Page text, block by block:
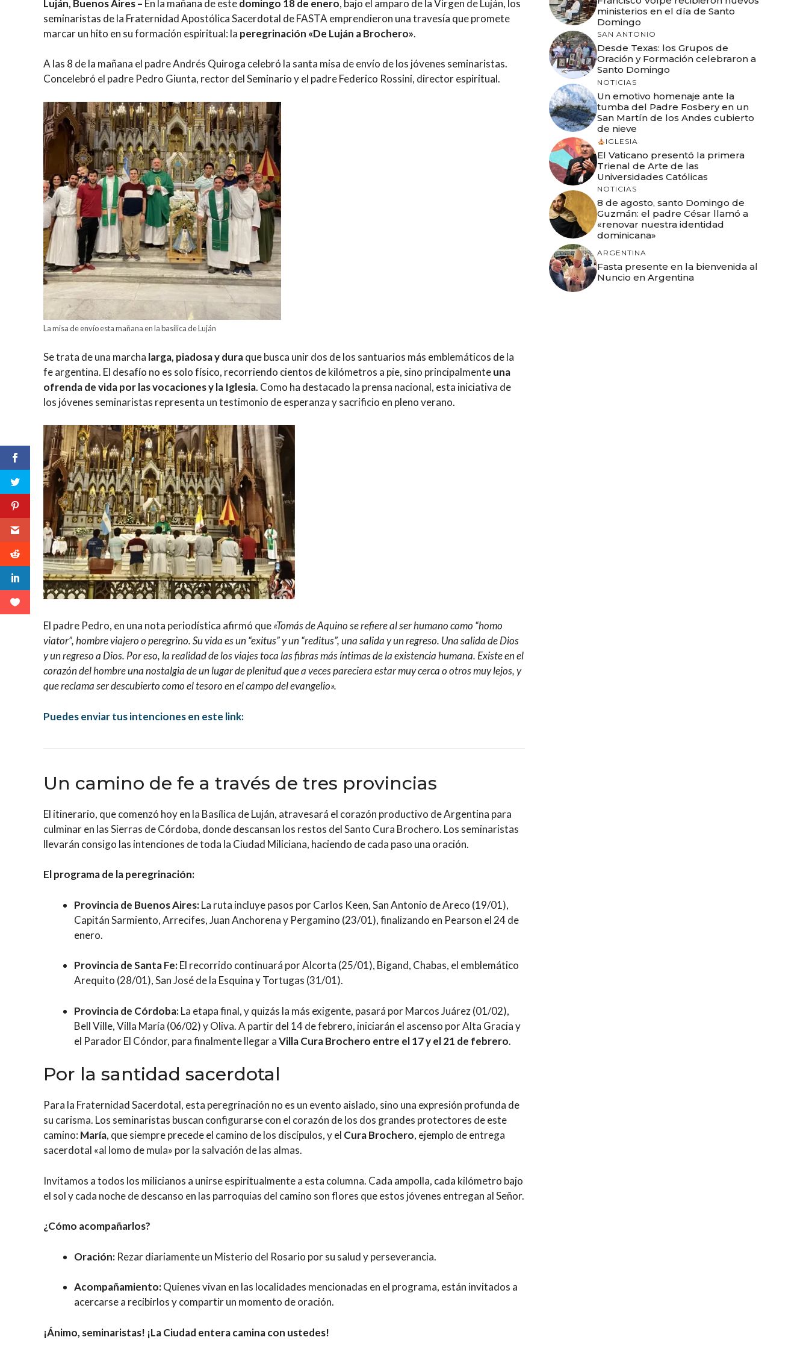
Luján, Buenos Aires – En la mañana de estedomingo 18 de enero, bajo el amparo de la Virgen de Luján, los
seminaristas de la Fraternidad Apostólica Sacerdotal de FASTA emprendieron una travesía que promete
marcar un hito en su formación espiritual: la peregrinación «De Luján a Brochero».
A las 8 de la mañana el padre Andrés Quiroga celebró la santa misa de envío de los jóvenes seminaristas.
Concelebró el padre Pedro Giunta, rector del Seminario y el padre Federico Rossini, director espiritual.
La misa de envío esta mañana en la basílica de Luján
Se trata de una marcha larga, piadosa y duraque busca unir dos de los santuarios más emblemáticos de la
fe argentina. El desafío no es solo físico, recorriendo cientos de kilómetros a pie, sino principalmenteuna
ofrenda de vida por las vocaciones y la Iglesia. Como ha destacado la prensa nacional, esta iniciativa de
los jóvenes seminaristas representa un testimonio de esperanza y sacrificio en pleno verano.
El padre Pedro, en una nota periodística afirmó que«Tomás de Aquino se refiere al ser humano como “homo
viator”, hombre viajero o peregrino. Su vida es un “exitus” y un “reditus”, una salida y un regreso. Una salida de Dios
y un regreso a Dios. Por eso, la realidad de los viajes toca las fibras más íntimas de la existencia humana. Existe en el
corazón del hombre una nostalgia de un lugar de plenitud que a veces pareciera estar muy cerca o otros muy lejos, y
que reclama ser descubierto como el tesoro en el campo del evangelio».
Puedes enviar tus intenciones en este link:
Un camino de fe a través de tres provincias
El itinerario, que comenzó hoy en la Basílica de Luján, atravesará el corazón productivo de Argentina para
culminar en las Sierras de Córdoba, donde descansan los restos del Santo Cura Brochero. Los seminaristas
llevarán consigo las intenciones de toda la Ciudad Miliciana, haciendo de cada paso una oración.
El programa de la peregrinación:
Provincia de Buenos Aires:La ruta incluye pasos por Carlos Keen, San Antonio de Areco (19/01),
Capitán Sarmiento, Arrecifes, Juan Anchorena y Pergamino (23/01), finalizando en Pearson el 24 de
enero.
Provincia de Santa Fe:El recorrido continuará por Alcorta (25/01), Bigand, Chabas, el emblemático
Arequito (28/01), San José de la Esquina y Tortugas (31/01).
Provincia de Córdoba:La etapa final, y quizás la más exigente, pasará por Marcos Juárez (01/02),
Bell Ville, Villa María (06/02) y Oliva. A partir del 14 de febrero, iniciarán el ascenso por Alta Gracia y
el Parador El Cóndor, para finalmente llegar aVilla Cura Brochero entre el 17 y el 21 de febrero.
Por la santidad sacerdotal
Para la Fraternidad Sacerdotal, esta peregrinación no es un evento aislado, sino una expresión profunda de
su carisma. Los seminaristas buscan configurarse con el corazón de los dos grandes protectores de este
camino: María, que siempre precede el camino de los discípulos, y el Cura Brochero, ejemplo de entrega
sacerdotal «al lomo de mula» por la salvación de las almas.
Invitamos a todos los milicianos a unirse espiritualmente a esta columna. Cada ampolla, cada kilómetro bajo
el sol y cada noche de descanso en las parroquias del camino son flores que estos jóvenes entregan al Señor.
¿Cómo acompañarlos?
Oración: Rezar diariamente un Misterio del Rosario por su salud y perseverancia.
Acompañamiento:Quienes vivan en las localidades mencionadas en el programa, están invitados a
acercarse a recibirlos y compartir un momento de oración.
¡Ánimo, seminaristas! ¡La Ciudad entera camina con ustedes!
ministerios en el día de Santo
Domingo
SAN ANTONIO
Desde Texas: los Grupos de
Oración y Formación celebraron a
Santo Domingo
NOTICIAS
Un emotivo homenaje ante la
tumba del Padre Fosbery en un
San Martín de los Andes cubierto
de nieve
IGLESIA
El Vaticano presentó la primera
Trienal de Arte de las
Universidades Católicas
NOTICIAS
8 de agosto, santo Domingo de
Guzmán: el padre César llamó a
«renovar nuestra identidad
dominicana»
ARGENTINA
Fasta presente en la bienvenida al
Nuncio en Argentina